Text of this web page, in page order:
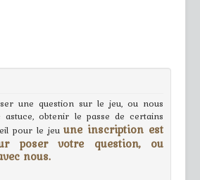
une question sur le jeu, ou nous
astuce, obtenir le passe de certains
pour le jeuune inscription est
poser votre question, ou
nous.